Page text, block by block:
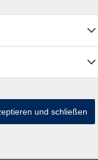
und schließen